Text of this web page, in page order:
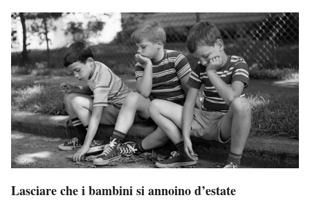
Lasciare che i bambini si annoino d’estate